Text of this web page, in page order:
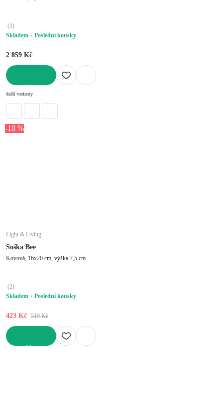
(1)
Skladem
Poslední kousky
2 859 Kč
další varianty
-18 %
Light & Living
Soška Bee
Kovová, 16x20 cm, výška 7,5 cm
(2)
Skladem
Poslední kousky
423 Kč 519 Kč